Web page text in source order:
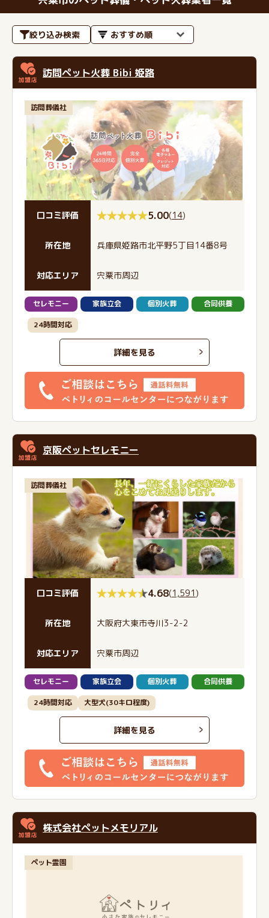
絞り込み検索
訪問ペット火葬 Bibi 姫路
訪問葬儀社
口コミ評価 5.00(14)
所在地 兵庫県姫路市北平野5丁目14番8号
対応エリア 宍粟市周辺
セレモニー 家族立会 個別火葬 合同供養
24時間対応
詳細を見る
京阪ペットセレモニー
訪問葬儀社
口コミ評価 4.68(1,591)
所在地 大阪府大東市寺川3-2-2
対応エリア 宍粟市周辺
セレモニー 家族立会 個別火葬 合同供養
24時間対応 大型犬(30キロ程度)
詳細を見る
株式会社ペットメモリアル
ペット霊園